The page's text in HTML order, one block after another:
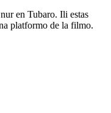
en Tubaro. Ili estas
platformo de la filmo.